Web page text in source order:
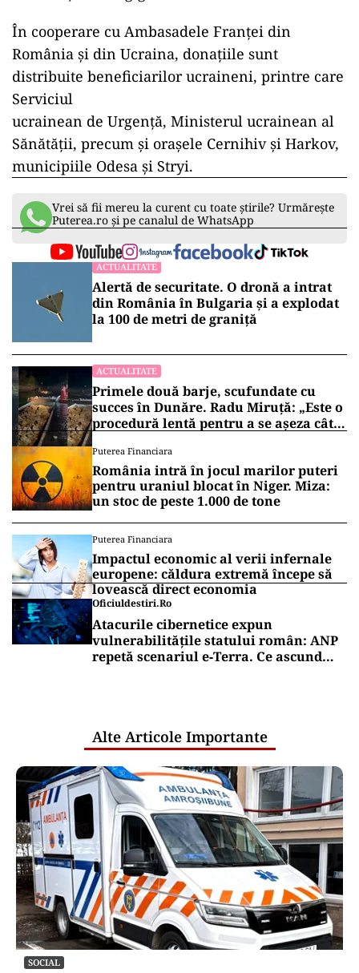
În cooperare cu Ambasadele Franţei din
România şi din Ucraina, donaţiile sunt
distribuite beneficiarilor ucraineni, printre care
Serviciul
ucrainean de Urgenţă, Ministerul ucrainean al
Sănătăţii, precum şi oraşele Cernihiv şi Harkov,
municipiile Odesa şi Stryi.
Vrei să fii mereu la curent cu toate știrile? Urmărește
Puterea.ro și pe canalul de WhatsApp
ACTUALITATE
Alertă de securitate. O dronă a intrat
din România în Bulgaria şi a explodat
la 100 de metri de graniţă
ACTUALITATE
Primele două barje, scufundate cu
succes în Dunăre. Radu Miruță: „Este o
procedură lentă pentru a se așeza cât
Puterea Financiara
România intră în jocul marilor puteri
pentru uraniul blocat în Niger. Miza:
un stoc de peste 1.000 de tone
Puterea Financiara
Impactul economic al verii infernale
europene: căldura extremă începe să
lovească direct economia
Oficiuldestiri.ro
Atacurile cibernetice expun
vulnerabilitățile statului român: ANP
repetă scenariul e‑Terra. Ce ascund
Alte Articole Importante
SOCIAL